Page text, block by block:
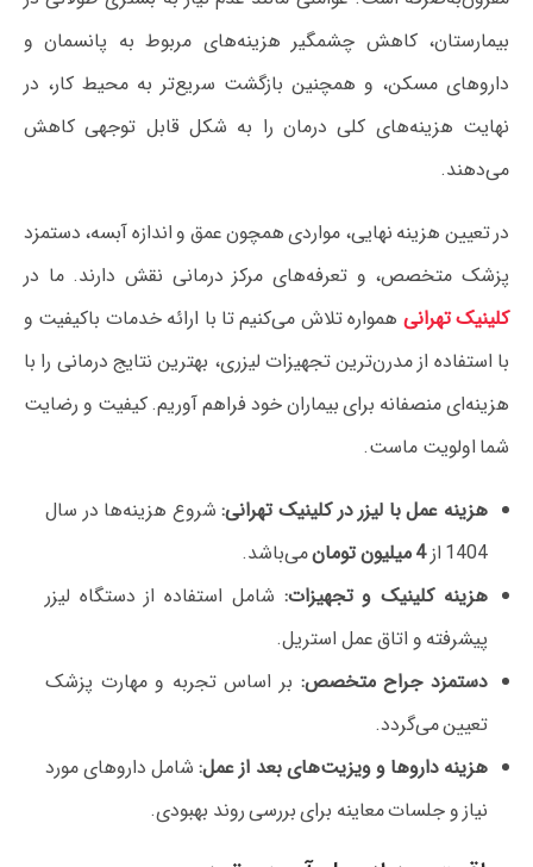
بیمارستان، کاهش چشمگیر هزینه‌های مربوط به پانسمان و
داروهای مسکن، و همچنین بازگشت سریع‌تر به محیط کار، در
نهایت هزینه‌های کلی درمان را به شکل قابل توجهی کاهش
می‌دهند.
در تعیین هزینه نهایی، مواردی همچون عمق و اندازه آبسه، دستمزد
پزشک متخصص، و تعرفه‌های مرکز درمانی نقش دارند. ما در
کلینیک تهرانی همواره تلاش می‌کنیم تا با ارائه خدمات باکیفیت و
با استفاده از مدرن‌ترین تجهیزات لیزری، بهترین نتایج درمانی را با
هزینه‌ای منصفانه برای بیماران خود فراهم آوریم. کیفیت و رضایت
شما اولویت ماست.
هزینه عمل با لیزر در کلینیک تهرانی:شروع هزینه‌ها در سال
1404 از
4 میلیون تومان
می‌باشد.
هزینه کلینیک و تجهیزات: شامل استفاده از دستگاه لیزر
پیشرفته و اتاق عمل استریل.
دستمزد جراح متخصص: بر اساس تجربه و مهارت پزشک
تعیین می‌گردد.
هزینه داروها و ویزیت‌های بعد از عمل:شامل داروهای مورد
نیاز و جلسات معاینه برای بررسی روند بهبودی.